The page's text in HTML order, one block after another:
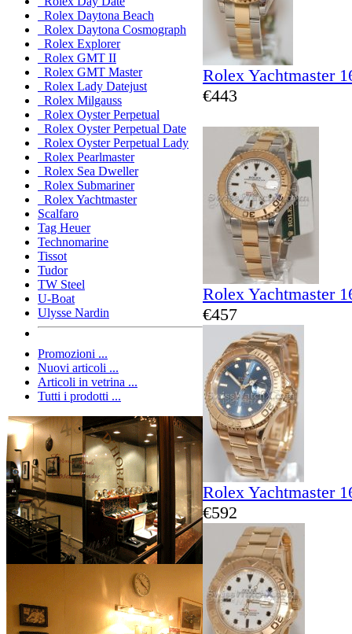
Rolex Daytona Beach
Rolex Daytona Cosmograph
Rolex Explorer
Rolex GMT II
Rolex GMT Master
Rolex Lady Datejust
Rolex Milgauss
Rolex Oyster Perpetual
Rolex Oyster Perpetual Date
Rolex Oyster Perpetual Lady
Rolex Pearlmaster
Rolex Sea Dweller
Rolex Submariner
Rolex Yachtmaster
Scalfaro
Tag Heuer
Technomarine
Tissot
Tudor
TW Steel
U-Boat
Ulysse Nardin
Promozioni ...
Nuovi articoli ...
Articoli in vetrina ...
Tutti i prodotti ...
Rolex Yachtmaster
€443
Rolex Yachtmaster
€457
Rolex Yachtmaster
€592